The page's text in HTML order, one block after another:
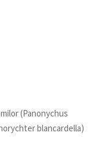
(Panonychus
blancardella)